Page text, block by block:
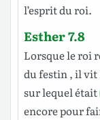
l’esprit duroi.
Esther 7.8
Lorsque leroi
dufestin, il vit
sur lequel était
encore pour